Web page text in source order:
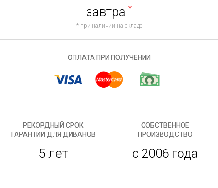
завтра *
* при наличии на складе
ОПЛАТА ПРИ ПОЛУЧЕНИИ
РЕКОРДНЫЙ СРОК
ГАРАНТИИ ДЛЯ ДИВАНОВ
5 лет
СОБСТВЕННОЕ
ПРОИЗВОДСТВО
с 2006 года